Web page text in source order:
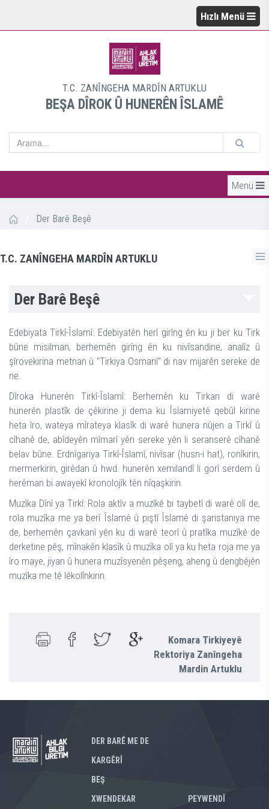
Hızlı Menü
T.C. ZANÎNGEHA MARDÎN ARTUKLU
BEŞA DÎROK Û HUNERÊN ÎSLAMÊ
Menü
Der Barê Beşê
T.C. ZANÎNGEHA MARDÎN ARTUKLU
Der Barê Beşê
Edebiyata Tirkî-Îslamî: Edebiyatên herî girîng ên ku ji ber ku Tirk
bûne misilman, berhemên girîng ên ku nivîsandine, analîz û
şîrovekirina metnan û "Tirkiya Osmanî" di nav mijarên sereke de
ne.
Dîroka Hunerên Tirkî-Îslamî: Berhemên ku Tirkan di warê
hunerên plastîk de çêkirine ji dema ku Îslamiyetê qebûl kirine
heta îro, wateya mîrateya klasîk di warê hunera nûjen a Tirkî û
cîhanê de, abîdeyên mîmarî yên sereke yên li seranserê cîhanê
belav bûne. Erdnîgariya Tirkî-Îslamî, nivîsar (husn-i hat), ronîkirin,
mermerkirin, girêdan û hwd. hunerên xemilandî li gorî serdem û
herêman bi awayekî kronolojîk tên nîqaşkirin.
Muzîka Dînî ya Tirkî: Rola aktîv a muzîkê bi taybetî di warê olî de,
rola muzîka me ya berî Îslamê û piştî Îslamê di şaristaniya me
de, berhemên çavkanî yên ku di warê teorî û pratîka muzîkê de
derketine pêş, mînakên klasîk û muzîka olî ya ku heta roja me ya
îro maye, jiyan û hunera muzîsyenên pêşeng, aheng û dengbêjên
muzîka me tê lêkolînkirin.
Komara Tirkiyeyê
Rektoriya Zanîngeha
Mardin Artuklu
DER BARÊ ME DE
KARGÊRÎ
BEŞ
XWENDEKAR
PEYWENDÎ